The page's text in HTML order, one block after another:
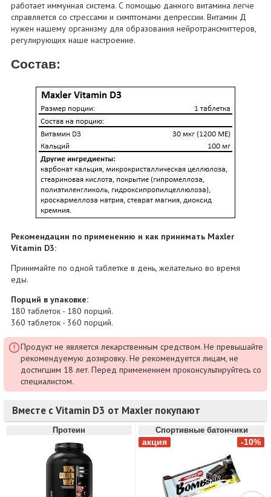
работает иммунная система. С помощью данного витамина легче
справляется со стрессами и симптомами депрессии. Витамин Д
нужен нашему организму для образования нейротрансмиттеров,
регулирующих наше настроение.
Состав:
Рекомендации по применению и как принимать Maxler
Vitamin D3:
Принимайте по одной таблетке в день, желательно во время
еды.
Порций в упаковке:
180 таблеток - 180 порций.
360 таблеток - 360 порций.
Продукт не является лекарственным средством. Не превышайте
рекомендуемую дозировку. Не рекомендуется лицам, не
достигшим 18 лет. Перед применением проконсультируйтесь со
специалистом.
Вместе с Vitamin D3 от Maxler покупают
Протеин Спортивные батончики